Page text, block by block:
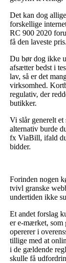
Det kan dog
forskellige
RC 900 2020
få den laveste pris.
Du bør dog ikke
afsætter bedst i
lav, så er det
virksomhed.
regulativ, der
butikker.
Vi slår generelt
alternativ burde
fx ViaBill, ifald
bidder.
Forinden nogen
tvivl granske
undertiden ikke
Et andet forslag
er e-mærket, som
opererer i
tillige med at
i de gældende
skulle få